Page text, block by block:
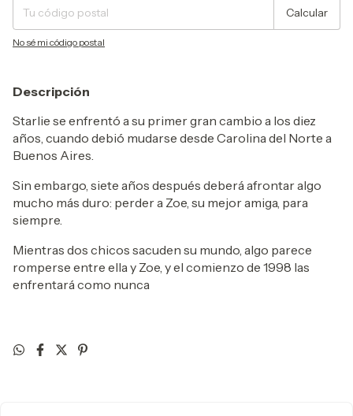
Calcular
No sé mi código postal
Descripción
Starlie se enfrentó a su primer gran cambio a los diez
años, cuando debió mudarse desde Carolina del Norte a
Buenos Aires.
Sin embargo, siete años después deberá afrontar algo
mucho más duro: perder a Zoe, su mejor amiga, para
siempre.
Mientras dos chicos sacuden su mundo, algo parece
romperse entre ella y Zoe, y el comienzo de 1998 las
enfrentará como nunca